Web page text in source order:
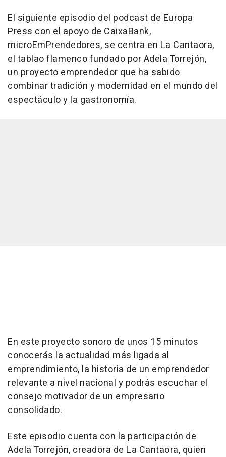
El siguiente episodio del podcast de Europa
Press con el apoyo de CaixaBank,
microEmPrendedores, se centra en La Cantaora,
el tablao flamenco fundado por Adela Torrejón,
un proyecto emprendedor que ha sabido
combinar tradición y modernidad en el mundo del
espectáculo y la gastronomía.
En este proyecto sonoro de unos 15 minutos
conocerás la actualidad más ligada al
emprendimiento, la historia de un emprendedor
relevante a nivel nacional y podrás escuchar el
consejo motivador de un empresario
consolidado.
Este episodio cuenta con la participación de
Adela Torrejón, creadora de La Cantaora, quien